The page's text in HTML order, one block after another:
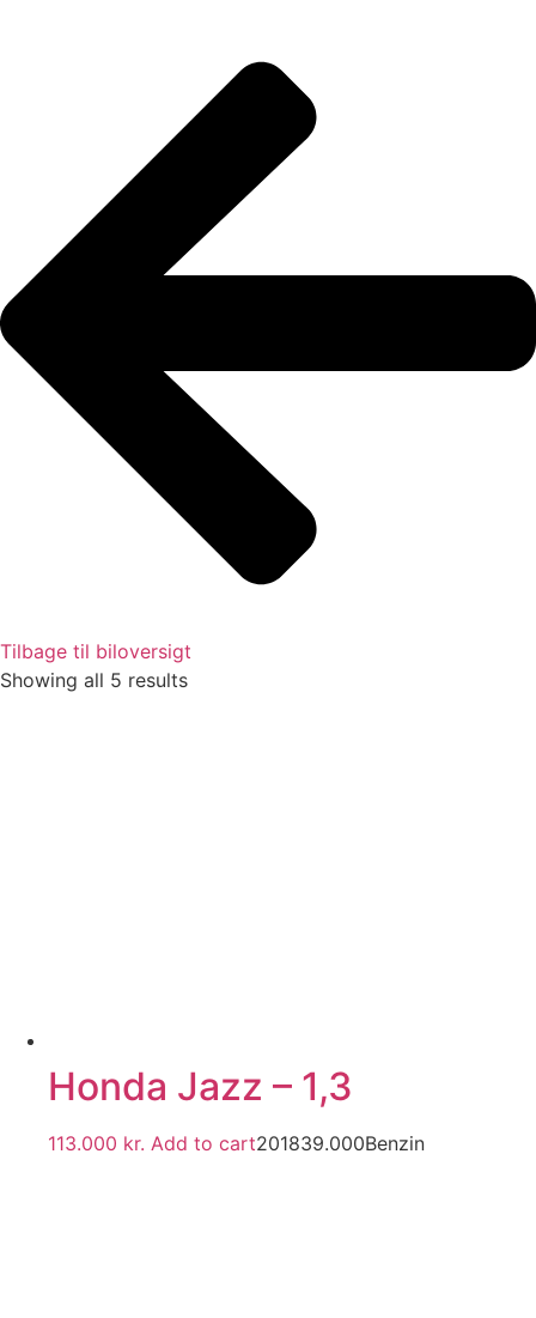
Tilbage til biloversigt
Showing all 5 results
Honda Jazz – 1,3
113.000 kr. Add to cart201839.000Benzin